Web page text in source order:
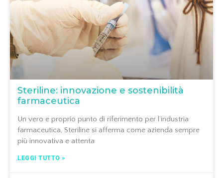
Steriline: innovazione e sostenibilità
farmaceutica
Un vero e proprio punto di riferimento per l’industria
farmaceutica, Steriline si afferma come azienda sempre
più innovativa e attenta
LEGGI TUTTO »